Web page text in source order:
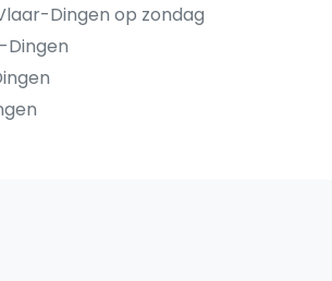
Dingen op zondag
Dingen